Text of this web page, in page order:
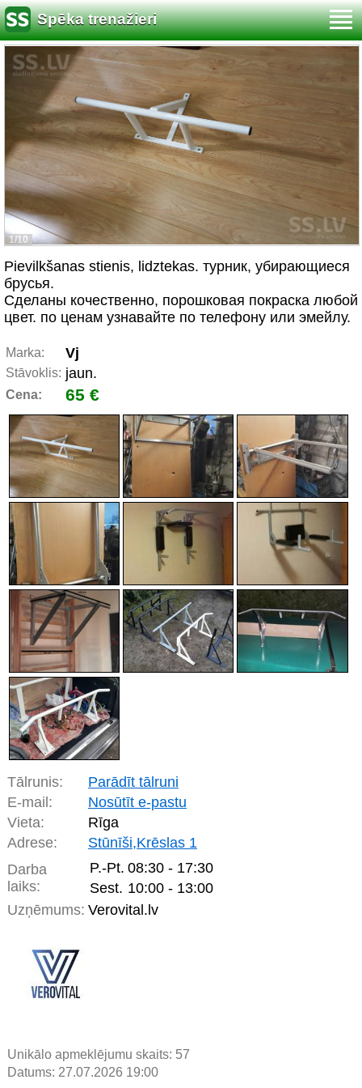
Spēka trenažieri
1/10
Pievilkšanas stienis, lidztekas. турник, убирающиеся
брусья.
Сделаны кочественно, порошковая покраска любой
цвет. по ценам узнавайте по телефону или эмейлу.
Marka: Vj
Stāvoklis: jaun.
Cena: 65 €
Tālrunis:
Parādīt tālruni
E-mail:
Nosūtīt e-pastu
Vieta:
Rīga
Adrese:
Stūnīši,Krēslas 1
Darba
laiks:
P.-Pt. 08:30 - 17:30
Sest. 10:00 - 13:00
Uzņēmums: Verovital.lv
Unikālo apmeklējumu skaits: 57
Datums: 27.07.2026 19:00